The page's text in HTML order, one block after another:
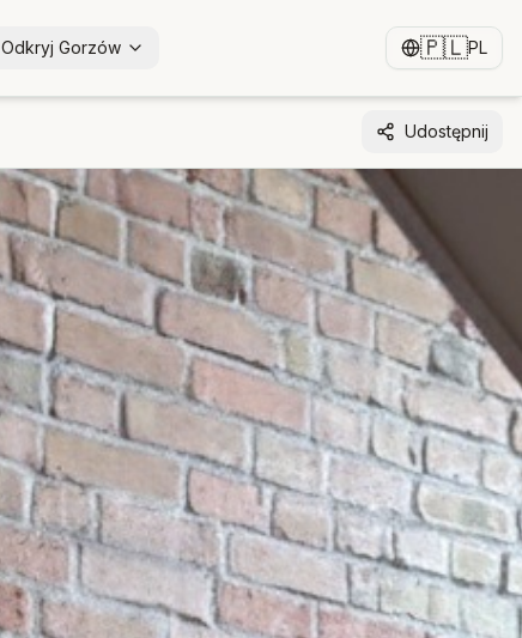
Odkryj Gorzów 🇵🇱PL
Udostępnij